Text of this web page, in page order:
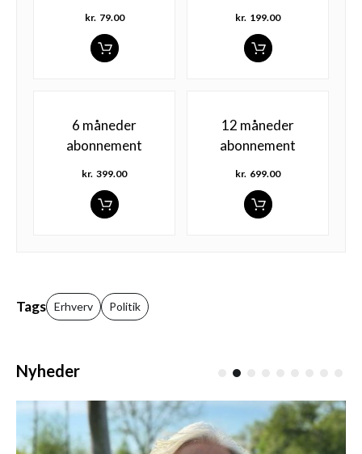
kr. 79.00 kr. 199.00
6 måneder
abonnement
kr. 399.00
12 måneder
abonnement
kr. 699.00
Tags Erhverv Politik
Nyheder